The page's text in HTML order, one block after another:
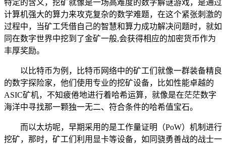
特定的含义，挖矿就像是一场高难度的数字解谜游戏，是通过
计算机强大的算力来攻克复杂的数学难题，在这个紧张刺激的
过程中，当矿工凭借自己的智慧和算力成功解决问题时，就如
同在数字世界中挖到了金矿一般,会获得相应的加密货币作为
丰厚奖励。
以比特币为例，比特币网络中的矿工们就像一群装备精良
的数字探险家，他们使用专业的挖矿设备，比如性能卓越的
ASIC矿机，不知疲倦地进行着哈希运算，就像是在茫茫数字
海洋中寻找那一颗独一无二、符合条件的哈希值宝石。
而以太坊呢，早期采用的是工作量证明（PoW）机制进行
挖矿，那时，矿工们利用显卡等设备，如同骁勇善战的战士一